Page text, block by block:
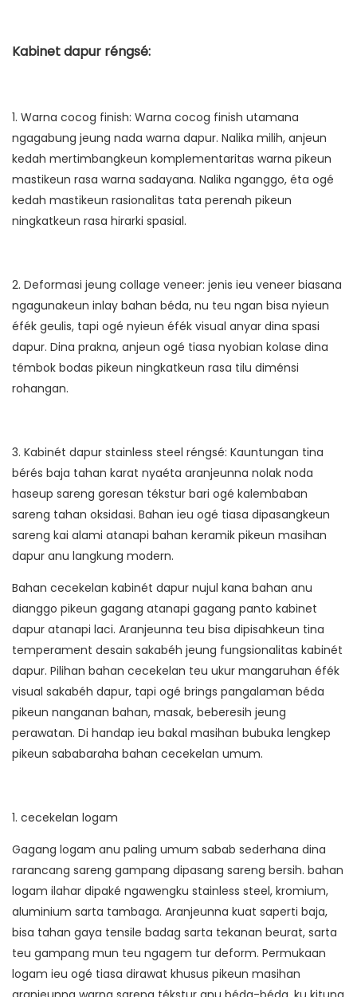
Kabinet dapur réngsé:
1. Warna cocog finish: Warna cocog finish utamana
ngagabung jeung nada warna dapur. Nalika milih, anjeun
kedah mertimbangkeun komplementaritas warna pikeun
mastikeun rasa warna sadayana. Nalika nganggo, éta ogé
kedah mastikeun rasionalitas tata perenah pikeun
ningkatkeun rasa hirarki spasial.
2. Deformasi jeung collage veneer: jenis ieu veneer biasana
ngagunakeun inlay bahan béda, nu teu ngan bisa nyieun
éfék geulis, tapi ogé nyieun éfék visual anyar dina spasi
dapur. Dina prakna, anjeun ogé tiasa nyobian kolase dina
témbok bodas pikeun ningkatkeun rasa tilu diménsi
rohangan.
3. Kabinét dapur stainless steel réngsé: Kauntungan tina
bérés baja tahan karat nyaéta aranjeunna nolak noda
haseup sareng goresan tékstur bari ogé kalembaban
sareng tahan oksidasi. Bahan ieu ogé tiasa dipasangkeun
sareng kai alami atanapi bahan keramik pikeun masihan
dapur anu langkung modern.
Bahan cecekelan kabinét dapur nujul kana bahan anu
dianggo pikeun gagang atanapi gagang panto kabinet
dapur atanapi laci. Aranjeunna teu bisa dipisahkeun tina
temperament desain sakabéh jeung fungsionalitas kabinét
dapur. Pilihan bahan cecekelan teu ukur mangaruhan éfék
visual sakabéh dapur, tapi ogé brings pangalaman béda
pikeun nanganan bahan, masak, beberesih jeung
perawatan. Di handap ieu bakal masihan bubuka lengkep
pikeun sababaraha bahan cecekelan umum.
1. cecekelan logam
Gagang logam anu paling umum sabab sederhana dina
rarancang sareng gampang dipasang sareng bersih. bahan
logam ilahar dipaké ngawengku stainless steel, kromium,
aluminium sarta tambaga. Aranjeunna kuat saperti baja,
bisa tahan gaya tensile badag sarta tekanan beurat, sarta
teu gampang mun teu ngagem tur deform. Permukaan
logam ieu ogé tiasa dirawat khusus pikeun masihan